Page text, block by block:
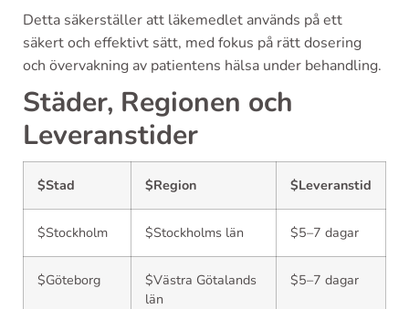
Detta säkerställer att läkemedlet används på ett
säkert och effektivt sätt, med fokus på rätt dosering
och övervakning av patientens hälsa under behandling.
Städer, Regionen och
Leveranstider
$Stad $Region $Leveranstid
$Stockholm $Stockholms län $5–7 dagar
$Göteborg
$Västra Götalands
län
$5–7 dagar